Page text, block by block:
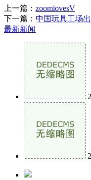
上一篇： zoomiovesV
下一篇： 中国玩具工场
最新新闻